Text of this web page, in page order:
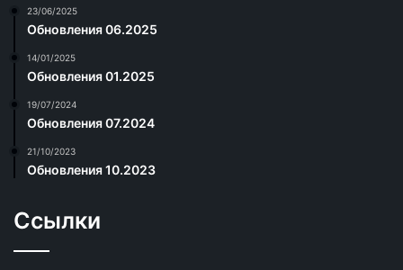
23/06/2025
Обновления 06.2025
14/01/2025
Обновления 01.2025
19/07/2024
Обновления 07.2024
21/10/2023
Обновления 10.2023
Ссылки